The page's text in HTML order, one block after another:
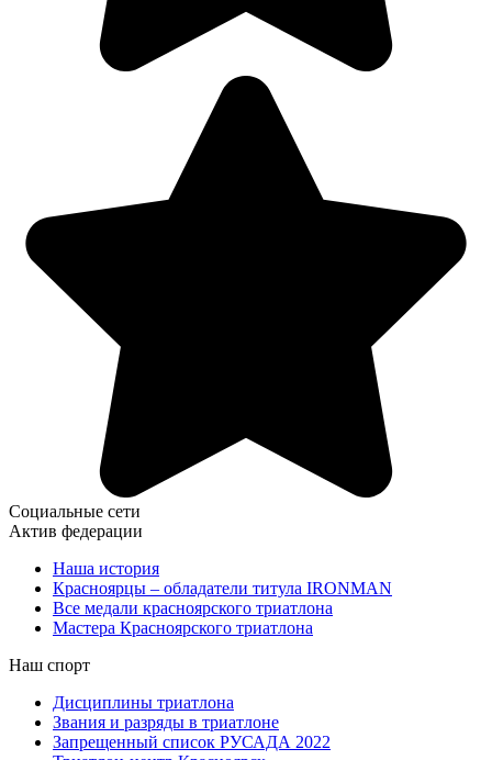
Социальные сети
Актив федерации
Наша история
Красноярцы – обладатели титула IRONMAN
Все медали красноярского триатлона
Мастера Красноярского триатлона
Наш спорт
Дисциплины триатлона
Звания и разряды в триатлоне
Запрещенный список РУСАДА 2022